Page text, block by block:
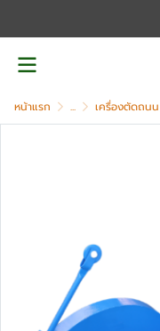
หน้าแรก ... เครื่องตัดถนน